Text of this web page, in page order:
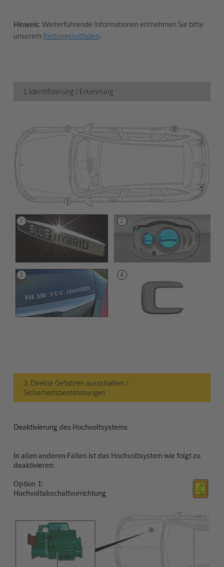
Hinweis:Weiterführende Informationen entnehmen Sie bitte
unserem Rettungsleitfaden.
1. Identifizierung / Erkennung
3. Direkte Gefahren ausschalten /
Sicherheitsbestimmungen
Deaktivierung des Hochvoltsystems
In allen anderen Fällen ist das Hochvoltsystem wie folgt zu
deaktivieren:
Option
Hochvoltabschaltvorrichtung